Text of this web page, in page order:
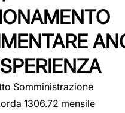
Somministrazione
1306.72 mensile